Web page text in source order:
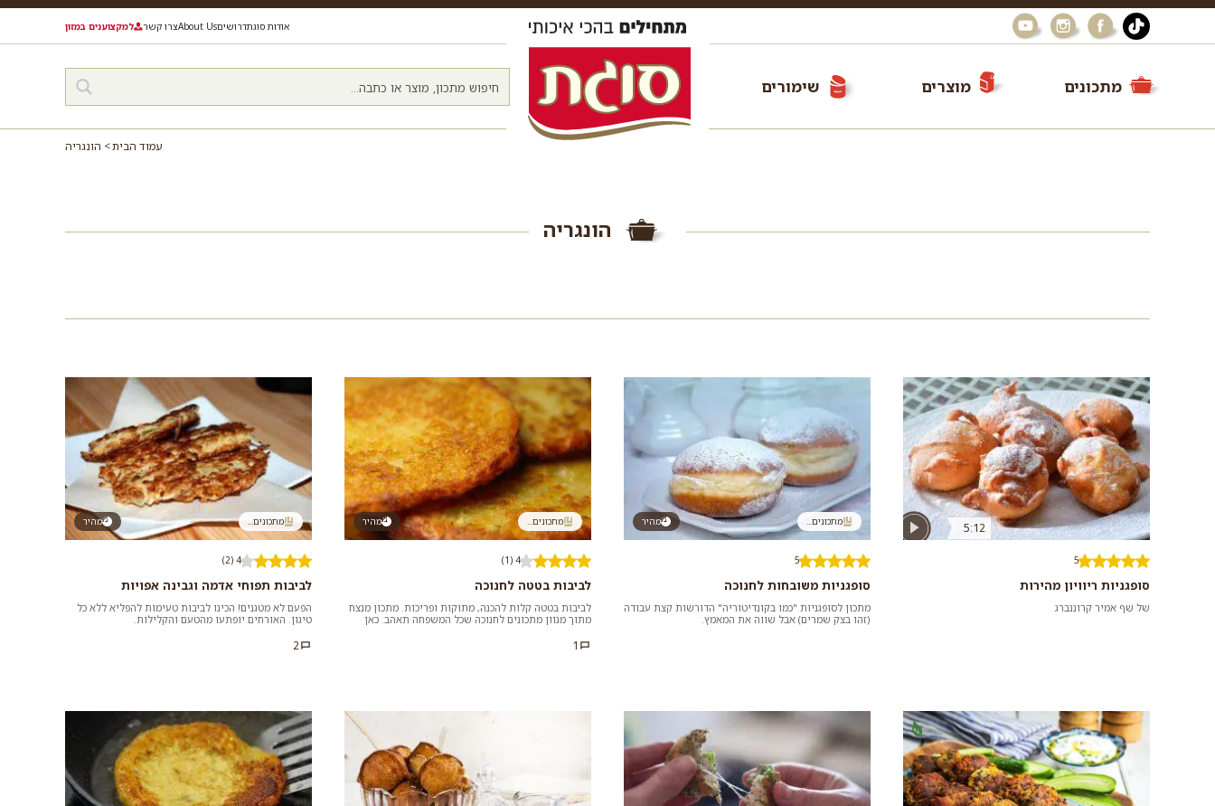
אודות סוגתדרושיםAbout Usצרו קשר למקצוענים במזון
מתכונים מוצרים שימורים
עמוד הבית הונגריה
הונגריה
5:12
5
סופגניות ריוויון מהירות
של שף אמיר קרוננברג
מהיר מתכונים...
5
סופגניות משובחות לחנוכה
מתכון לסופגניות "כמו בקונדיטוריה" הדורשות קצת עבודה
(זהו בצק שמרים) אבל שווה את המאמץ.
מהיר מתכונים...
4 (1)
לביבות בטטה לחנוכה
לביבות בטטה קלות להכנה, מתוקות ופריכות. מתכון מנצח
מתוך מגוון מתכונים לחנוכה שכל המשפחה תאהב. כאן
1
מהיר מתכונים...
4 (2)
לביבות תפוחי אדמה וגבינה אפויות
הפעם לא מטגנים! הכינו לביבות טעימות להפליא ללא כל
טיגון. האורחים יופתעו מהטעם והקלילות.
2